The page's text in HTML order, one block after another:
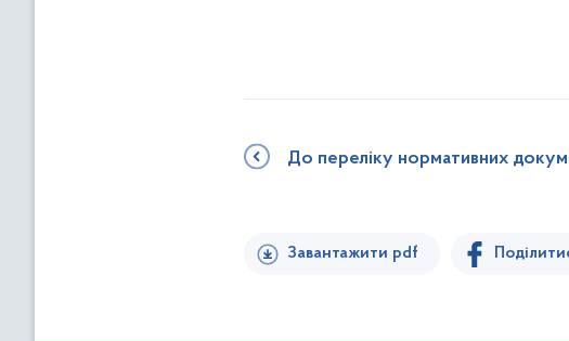
До переліку нормативних
Завантажити pdf